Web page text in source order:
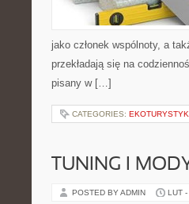
jako członek wspólnoty, a
przekładają się na
pisany w […]
CATEGORIES:
TUNING I
POSTED BY ADMIN LUT